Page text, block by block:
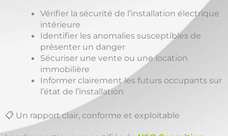
Vérifier la sécurité de l’installation électrique
intérieure
Identifier les anomalies susceptibles de
présenter un danger
Sécuriser une vente ou une location
immobilière
Informer clairement les futurs occupants sur
l’état de l’installation
📋 Un rapport clair, conforme et exploitable